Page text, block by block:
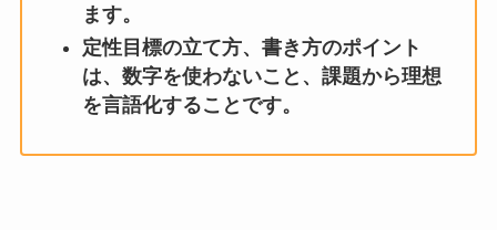
ます。
定性目標の立て方、書き方のポイント
は、数字を使わないこと、課題から理想
を言語化することです。